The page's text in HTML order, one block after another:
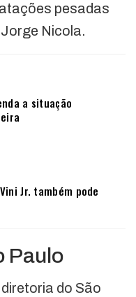
pesadas
Nicola.
a situação
Jr. também pode
Paulo
do São